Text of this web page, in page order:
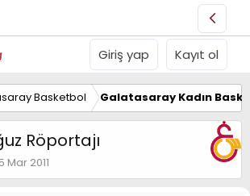
Giriş yap Kayıt ol
Basketbol Galatasaray Kadın
Röportajı
Mar 2011